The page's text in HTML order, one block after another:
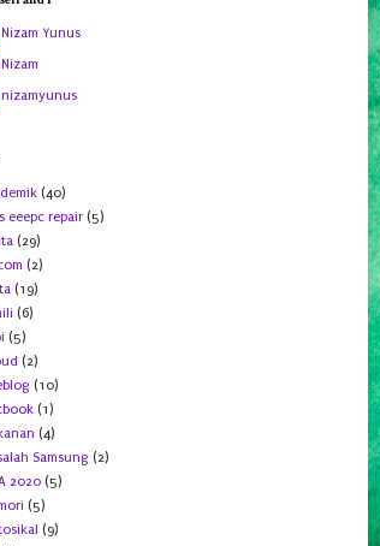
Nizam Yunus
Nizam
nizamyunus
(40)
eeepc repair (5)
(29)
(2)
(19)
(6)
(5)
(2)
(10)
(1)
(4)
Samsung (2)
2020 (5)
(5)
(9)